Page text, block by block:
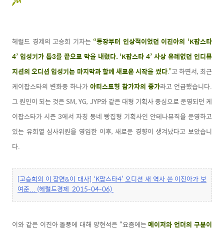
헤럴드 경제의 고승희 기자는 “등장부터 인상적이었던 이진아의 ‘K팝스타
4’ 입성기가 톱3를 끝으로 막을 내렸다. ‘K팝스타 4’ 사상 유례없던 인디뮤
지션의 오디션 입성기는 마지막과 함께 새로운 시작을 썼다.”고 하면서, 최근
케이팝스타의 변화중 하나가아티스트형 참가자의 증가라고 언급했습니다.
그 원인이 되는 것은 SM, YG, JYP와 같은 대형 기획사 중심으로 운영되던 케
이팝스타가 시즌 3에서 자칭 동네 빵집형 기획사인 안테나뮤직을 운영하고
있는 유희열 심사위원을 영입한 이후, 새로운 경향이 생겨났다고 보았습니
다.
[고승희의 이 장면&이 대사] ‘K팝스타4’ 오디션 새 역사 쓴 이진아가 보
여준... (헤럴드경제 2015-04-06)
이와 같은 이진아 돌풍에 대해 양현석은 “요즘에는메이저와 언더의 구분이